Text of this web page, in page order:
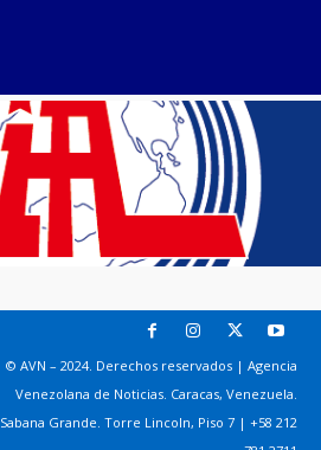
© AVN – 2024. Derechos reservados | Agencia
Venezolana de Noticias. Caracas, Venezuela.
Sabana Grande. Torre Lincoln, Piso 7 | +58 212